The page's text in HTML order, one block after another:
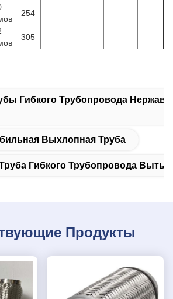
254
305
Гибкого Трубопровода
Выхлопная Труба
Гибкого Трубопровода
Продукты